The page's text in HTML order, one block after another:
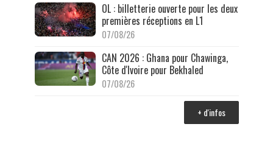
OL : billetterie ouverte pour les deux
premières réceptions en L1
07/08/26
CAN 2026 : Ghana pour Chawinga,
Côte d'Ivoire pour Bekhaled
07/08/26
+ d'infos